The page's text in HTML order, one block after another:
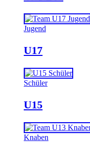
Jugend
U17
Schüler
U15
Knaben